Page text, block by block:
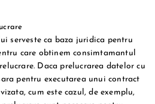
serveste ca baza juridica pentru
care obtinem consimtamantul
Daca prelucrarea datelor cu
pentru executarea unui contract
cum este cazul, de exemplu,